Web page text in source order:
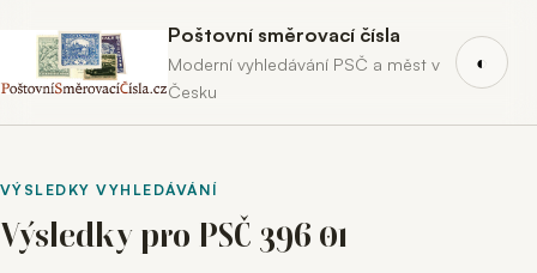
Poštovní směrovací čísla
Moderní vyhledávání PSČ a měst v
Česku
◐
VÝSLEDKY VYHLEDÁVÁNÍ
Výsledky pro PSČ 396 01